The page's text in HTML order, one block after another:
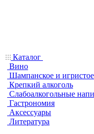
Каталог
Вино
Шампанское и игристое
Крепкий алкоголь
Слабоалкогольные
Гастрономия
Аксессуары
Литература